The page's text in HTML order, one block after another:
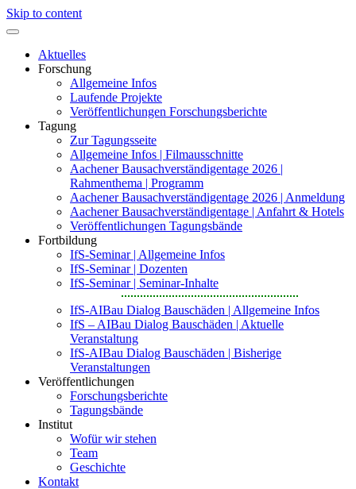
Skip to content
Aktuelles
Forschung
Allgemeine Infos
Laufende Projekte
Veröffentlichungen Forschungsberichte
Tagung
Zur Tagungsseite
Allgemeine Infos | Filmausschnitte
Aachener Bausachverständigentage 2026 |
Rahmenthema | Programm
Aachener Bausachverständigentage 2026 | Anmeldung
Aachener Bausachverständigentage | Anfahrt & Hotels
Veröffentlichungen Tagungsbände
Fortbildung
IfS-Seminar | Allgemeine Infos
IfS-Seminar | Dozenten
IfS-Seminar | Seminar-Inhalte
IfS-AIBau Dialog Bauschäden | Allgemeine Infos
IfS – AIBau Dialog Bauschäden | Aktuelle
Veranstaltung
IfS-AIBau Dialog Bauschäden | Bisherige
Veranstaltungen
Veröffentlichungen
Forschungsberichte
Tagungsbände
Institut
Wofür wir stehen
Team
Geschichte
Kontakt